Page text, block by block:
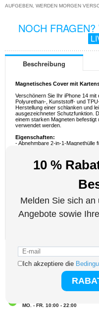
AUFGEBEN, WERDEN MORGEN
NOCH
Beschreibung
Magnetisches Cover mit
Verschönern Sie Ihr iPhone 14 mit
Polyurethan-, Kunststoff- und
Herstellung einer schlanken und
ausgezeichneter Schutzfunktion.
einem starken Magneten befestigt
verwendet werden.
Eigenschaften:
- Abnehmbare 2-in-1-Magnethülle
- Bewahren Sie Ihre Hauptkarten
Ihrem Telefon auf
iPhone 14 6.1"
Verpackung:
Bulk
Verwandte Kategorien:
EXPRESSVERSAND
7% RABATT ERHALTEN
MO. - FR. 10:00 - 22:00